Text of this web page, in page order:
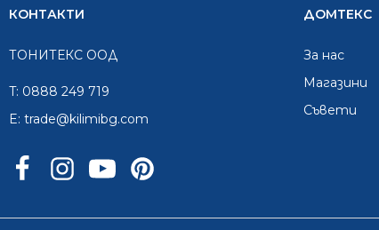
КОНТАКТИ
ТОНИТЕКС ООД
T: 0888 249 719
E: trade@kilimibg.com
ДОМТЕКС
За нас
Mагазини
Съвети